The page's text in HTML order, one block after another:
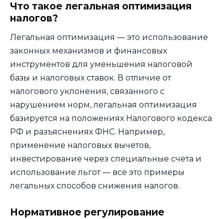
Что такое легальная оптимизация
налогов?
Легальная оптимизация — это использование
законных механизмов и финансовых
инструментов для уменьшения налоговой
базы и налоговых ставок. В отличие от
налогового уклонения, связанного с
нарушением норм, легальная оптимизация
базируется на положениях Налогового кодекса
РФ и разъяснениях ФНС. Например,
применение налоговых вычетов,
инвестирование через специальные счета и
использование льгот — всё это примеры
легальных способов снижения налогов.
Нормативное регулирование